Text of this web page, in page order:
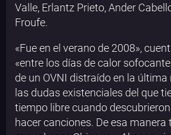
Valle, Erlantz Prieto, Ander
Froufe.
«Fue en el verano de 2008»,
«entre los días de calor
de un OVNI distraído en la última
las dudas existenciales del que
tiempo libre cuando
hacer canciones. De esa manera